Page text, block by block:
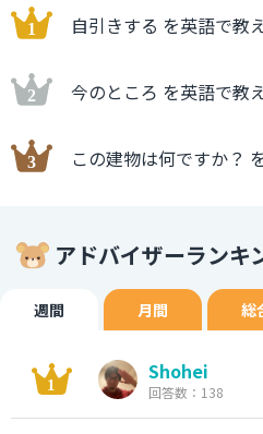
自引きする を英語で教
今のところ を英語で教
この建物は何ですか？
アドバイザーランキ
週間 月間 総
Shohei
回答数：138